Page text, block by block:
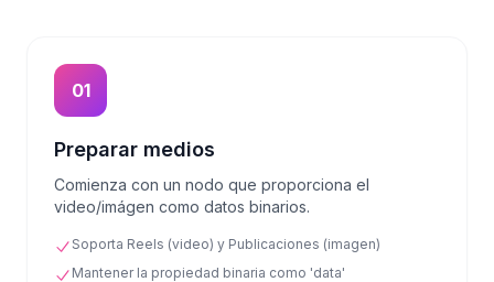
01
Preparar medios
Comienza con un nodo que proporciona el
video/imágen como datos binarios.
Soporta Reels (video) y Publicaciones (imagen)
Mantener la propiedad binaria como 'data'